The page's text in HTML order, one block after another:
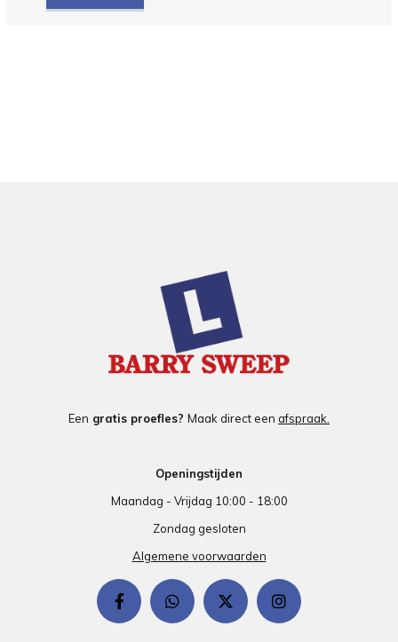
Een gratis proefles? Maak direct een afspraak.
Openingstijden
Maandag - Vrijdag 10:00 - 18:00
Zondag gesloten
Algemene voorwaarden